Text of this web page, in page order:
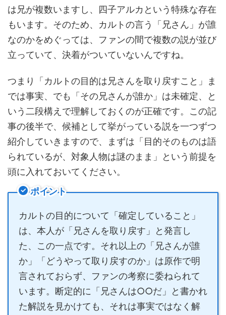
は兄が複数いますし、四子アルカという特殊な存在
もいます。そのため、カルトの言う「兄さん」が誰
なのかをめぐっては、ファンの間で複数の説が並び
立っていて、決着がついていないんですね。
つまり「カルトの目的は兄さんを取り戻すこと」ま
では事実、でも「その兄さんが誰か」は未確定、と
いう二段構えで理解しておくのが正確です。この記
事の後半で、候補として挙がっている説を一つずつ
紹介していきますので、まずは「目的そのものは語
られているが、対象人物は謎のまま」という前提を
頭に入れておいてください。
ポイント
カルトの目的について「確定していること」
は、本人が「兄さんを取り戻す」と発言し
た、この一点です。それ以上の「兄さんが誰
か」「どうやって取り戻すのか」は原作で明
言されておらず、ファンの考察に委ねられて
います。断定的に「兄さんは○○だ」と書かれ
た解説を見かけても、それは事実ではなく解